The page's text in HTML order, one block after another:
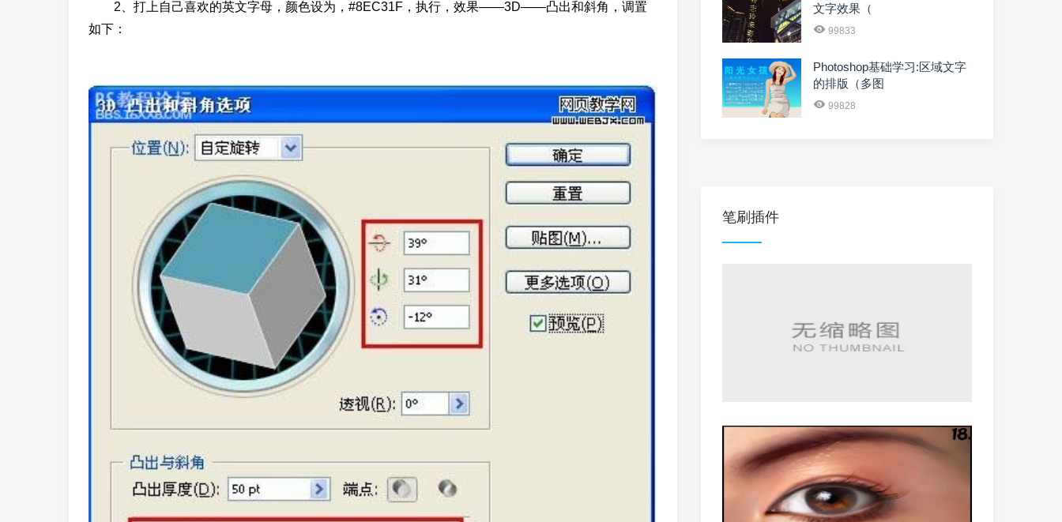
2、打上自己喜欢的英文字母，颜色设为，#8EC31F，执行，效果——3D——凸出和斜角，调置
如下：
文字效果（
99833
Photoshop基础学习:区域文字
的排版（多图
99828
笔刷插件